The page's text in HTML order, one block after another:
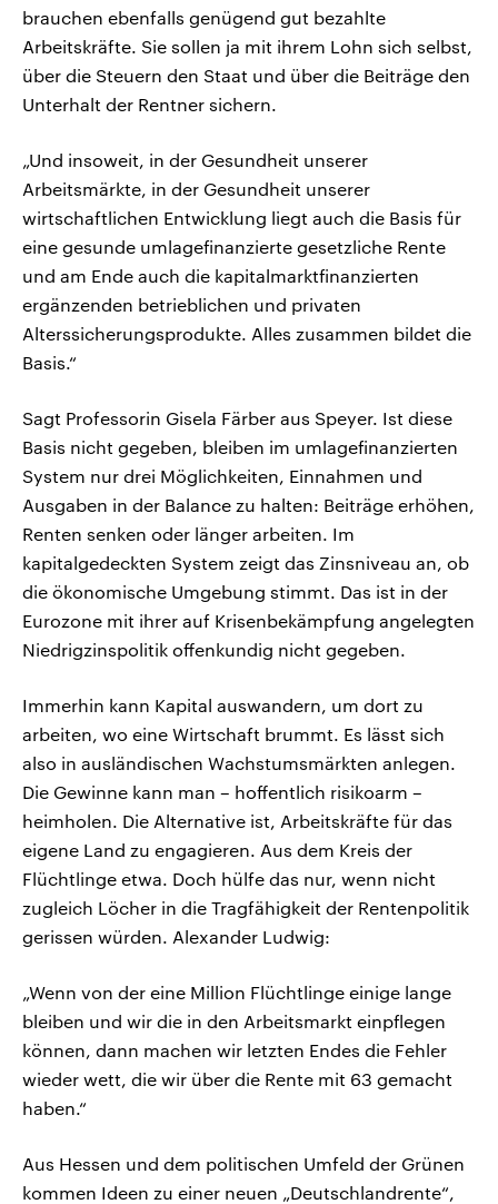
brauchen ebenfalls genügend gut bezahlte
Arbeitskräfte. Sie sollen ja mit ihrem Lohn sich selbst,
über die Steuern den Staat und über die Beiträge den
Unterhalt der Rentner sichern.
„Und insoweit, in der Gesundheit unserer
Arbeitsmärkte, in der Gesundheit unserer
wirtschaftlichen Entwicklung liegt auch die Basis für
eine gesunde umlagefinanzierte gesetzliche Rente
und am Ende auch die kapitalmarktfinanzierten
ergänzenden betrieblichen und privaten
Alterssicherungsprodukte. Alles zusammen bildet die
Basis.“
Sagt Professorin Gisela Färber aus Speyer. Ist diese
Basis nicht gegeben, bleiben im umlagefinanzierten
System nur drei Möglichkeiten, Einnahmen und
Ausgaben in der Balance zu halten: Beiträge erhöhen,
Renten senken oder länger arbeiten. Im
kapitalgedeckten System zeigt das Zinsniveau an, ob
die ökonomische Umgebung stimmt. Das ist in der
Eurozone mit ihrer auf Krisenbekämpfung angelegten
Niedrigzinspolitik offenkundig nicht gegeben.
Immerhin kann Kapital auswandern, um dort zu
arbeiten, wo eine Wirtschaft brummt. Es lässt sich
also in ausländischen Wachstumsmärkten anlegen.
Die Gewinne kann man – hoffentlich risikoarm –
heimholen. Die Alternative ist, Arbeitskräfte für das
eigene Land zu engagieren. Aus dem Kreis der
Flüchtlinge etwa. Doch hülfe das nur, wenn nicht
zugleich Löcher in die Tragfähigkeit der Rentenpolitik
gerissen würden. Alexander Ludwig:
„Wenn von der eine Million Flüchtlinge einige lange
bleiben und wir die in den Arbeitsmarkt einpflegen
können, dann machen wir letzten Endes die Fehler
wieder wett, die wir über die Rente mit 63 gemacht
haben.“
Aus Hessen und dem politischen Umfeld der Grünen
kommen Ideen zu einer neuen „Deutschlandrente“,